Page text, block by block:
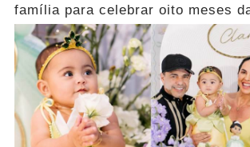
família para celebrar oito meses
veja